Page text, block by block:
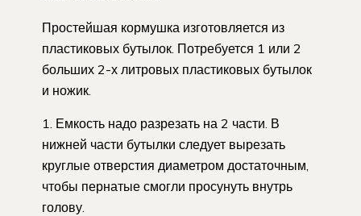
Простейшая кормушка изготовляется из
пластиковых бутылок. Потребуется 1 или 2
больших 2-х литровых пластиковых бутылок
и ножик.
Емкость надо разрезать на 2 части. В
нижней части бутылки следует вырезать
круглые отверстия диаметром достаточным,
чтобы пернатые смогли просунуть внутрь
голову.